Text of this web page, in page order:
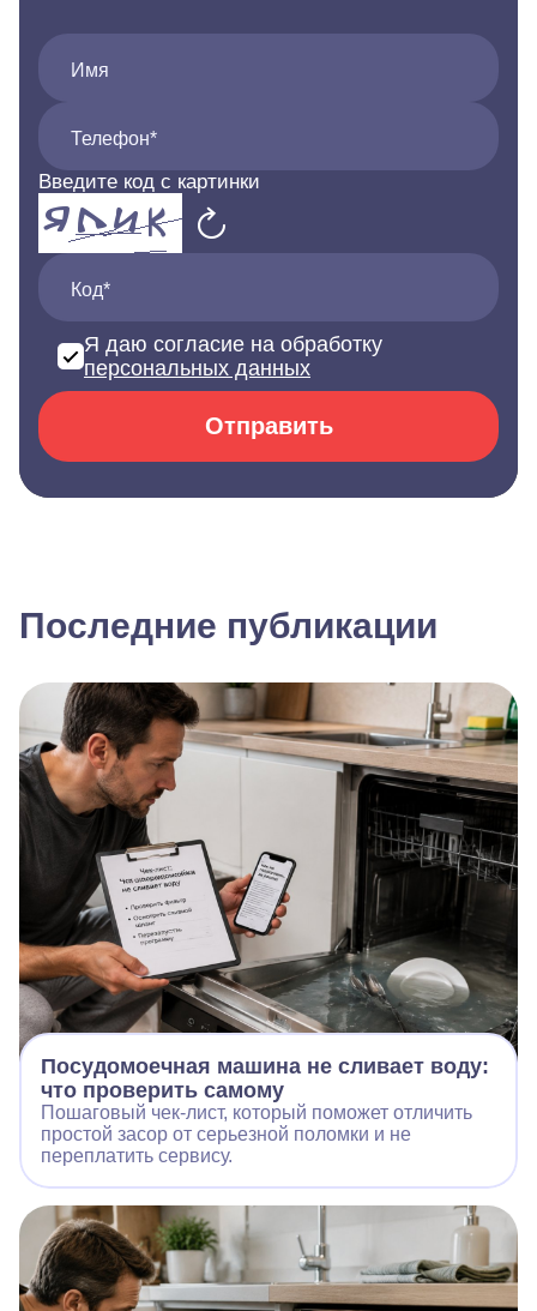
Имя
Телефон*
Введите код с картинки
Код*
Я даю согласие на обработку
персональных данных
Отправить
Последние публикации
Посудомоечная машина не сливает воду:
что проверить самому
Пошаговый чек-лист, который поможет отличить
простой засор от серьезной поломки и не
переплатить сервису.